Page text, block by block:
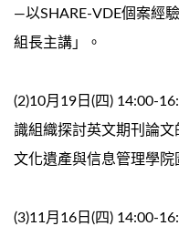
—以SHARE-VDE個案經
組長主講」。
(2)10月19日(四) 14:00-
識組織探討英文期刊論
文化遺產與信息管理學院
(3)11月16日(四) 14:00-